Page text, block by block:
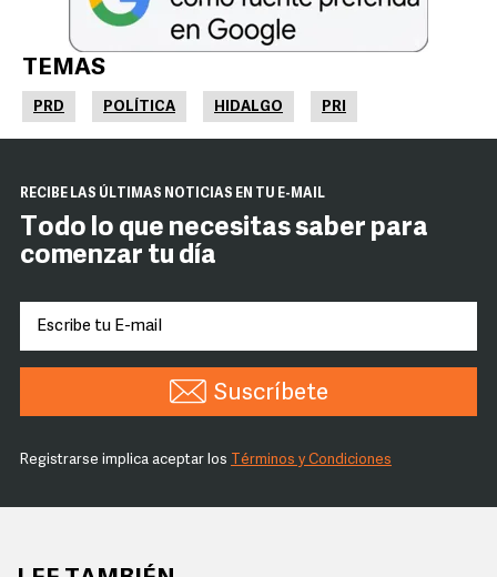
TEMAS
PRD POLÍTICA HIDALGO PRI
RECIBE LAS ÚLTIMAS NOTICIAS EN TU E-MAIL
Todo lo que necesitas saber para
comenzar tu día
Suscríbete
Registrarse implica aceptar los Términos y Condiciones